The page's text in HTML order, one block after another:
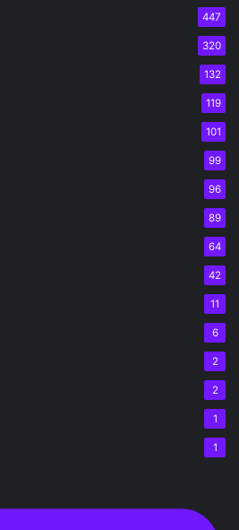
447
320
132
119
101
99
96
89
64
42
11
6
2
2
1
1